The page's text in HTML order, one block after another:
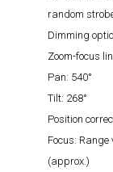
random
Dimming
Zoom-focus
Pan: 540°
Tilt: 268°
Position
Focus:
(approx.)